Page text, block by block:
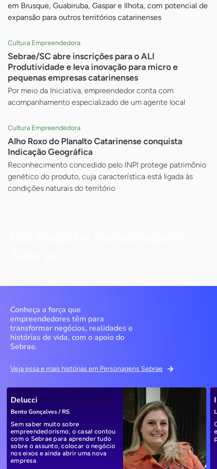
em Brusque, Guabiruba, Gaspar e Ilhota, com potencial de
expansão para outros territórios catarinenses
Cultura Empreendedora
Sebrae/SC abre inscrições para o ALI
Produtividade e leva inovação para micro e
pequenas empresas catarinenses
Por meio da Iniciativa, empreendedor conta com
acompanhamento especializado de um agente local
Cultura Empreendedora
Alho Roxo do Planalto Catarinense conquista
Indicação Geográfica
Reconhecimento concedido pelo INPI protege patrimônio
genético do produto, cuja característica está ligada às
condições naturais do território
Conheça a força que
empreendedores têm para
transformar negócios, realidades e
histórias de vida, com o apoio do
Sebrae.
Veja essa e mais histórias em Personagens Sebrae
Delucci
Bento Gonçalves / RS
Sem saber muito sobre
empreendedorismo, o casal contou
com o Sebrae para aprender tudo
sobre o assunto, colocar o negócio
nos eixos e ainda abrir uma nova
empresa